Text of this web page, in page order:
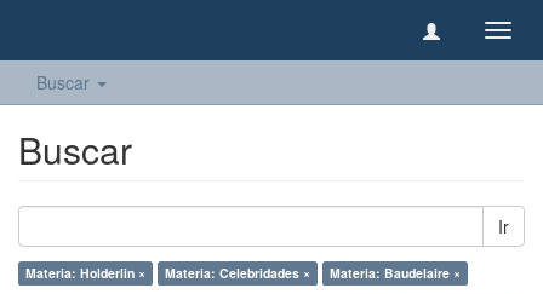
Buscar
Buscar
Ir
Materia: Holderlin × Materia: Celebridades × Materia: Baudelaire ×